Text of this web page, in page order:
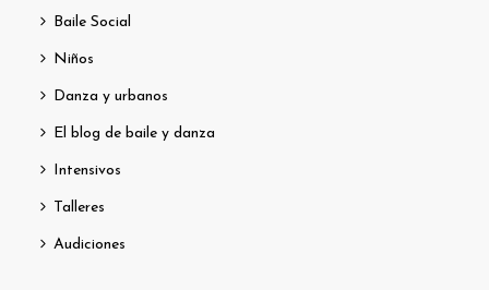
Baile Social
Niños
Danza y urbanos
El blog de baile y danza
Intensivos
Talleres
Audiciones